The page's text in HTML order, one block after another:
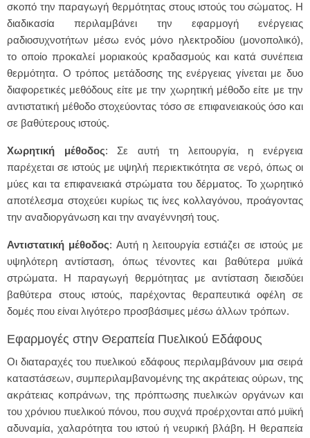
σκοπό την παραγωγή θερμότητας στους ιστούς του σώματος. Η
διαδικασία περιλαμβάνει την εφαρμογή ενέργειας
ραδιοσυχνοτήτων μέσω ενός μόνο ηλεκτροδίου (μονοπολικό),
το οποίο προκαλεί μοριακούς κραδασμούς και κατά συνέπεια
θερμότητα. Ο τρόπος μετάδοσης της ενέργειας γίνεται με δυο
διαφορετικές μεθόδους είτε με την χωρητική μέθοδο είτε με την
αντιστατική μέθοδο στοχεύοντας τόσο σε επιφανειακούς όσο και
σε βαθύτερους ιστούς.
Χωρητική μέθοδος: Σε αυτή τη λειτουργία, η ενέργεια
παρέχεται σε ιστούς με υψηλή περιεκτικότητα σε νερό, όπως οι
μύες και τα επιφανειακά στρώματα του δέρματος. Το χωρητικό
αποτέλεσμα στοχεύει κυρίως τις ίνες κολλαγόνου, προάγοντας
την αναδιοργάνωση και την αναγέννησή τους.
Αντιστατική μέθοδος: Αυτή η λειτουργία εστιάζει σε ιστούς με
υψηλότερη αντίσταση, όπως τένοντες και βαθύτερα μυϊκά
στρώματα. Η παραγωγή θερμότητας με αντίσταση διεισδύει
βαθύτερα στους ιστούς, παρέχοντας θεραπευτικά οφέλη σε
δομές που είναι λιγότερο προσβάσιμες μέσω άλλων τρόπων.
Εφαρμογές στην Θεραπεία Πυελικού Εδάφους
Οι διαταραχές του πυελικού εδάφους περιλαμβάνουν μια σειρά
καταστάσεων, συμπεριλαμβανομένης της ακράτειας ούρων, της
ακράτειας κοπράνων, της πρόπτωσης πυελικών οργάνων και
του χρόνιου πυελικού πόνου, που συχνά προέρχονται από μυϊκή
αδυναμία, χαλαρότητα του ιστού ή νευρική βλάβη. Η θεραπεία